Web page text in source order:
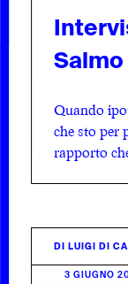
Salmo
Quando
che sto per
rapporto
DILUIGI DI
3 GIUGNO